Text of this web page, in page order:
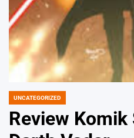
POSTED
UNCATEGORIZED
Review Komik